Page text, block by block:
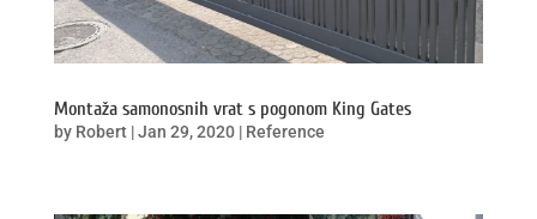
Montaža samonosnih vrat s pogonom King Gates
by Robert|Jan 29, 2020| Reference